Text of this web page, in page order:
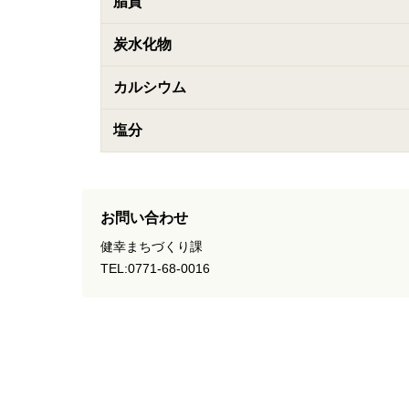
炭水化物
カルシウム
塩分
お問い合わせ
健幸まちづくり課
TEL:0771-68-0016